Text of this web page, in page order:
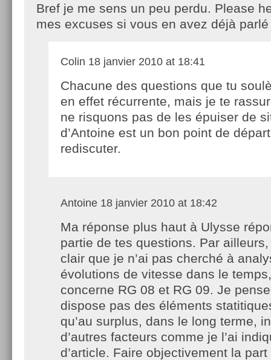
Bref je me sens un peu perdu. Please
mes excuses si vous en avez déjà
Colin 18 janvier 2010 at 18:41
Chacune des questions que tu
en effet récurrente, mais je te
ne risquons pas de les épuiser de
d’Antoine est un bon point de
rediscuter.
Antoine 18 janvier 2010 at 18:42
Ma réponse plus haut à Ulysse
partie de tes questions. Par
clair que je n’ai pas cherché à
évolutions de vitesse dans le
concerne RG 08 et RG 09. Je
dispose pas des éléments
qu’au surplus, dans le long terme,
d’autres facteurs comme je l’ai
d’article. Faire objectivement la